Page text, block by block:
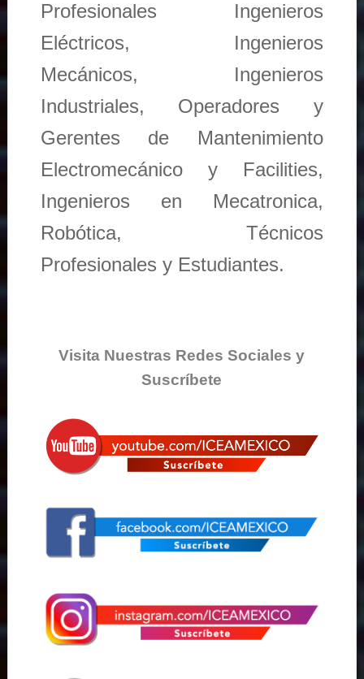
Profesionales Ingenieros
Eléctricos, Ingenieros
Mecánicos, Ingenieros
Industriales, Operadores y
Gerentes de Mantenimiento
Electromecánico y Facilities,
Ingenieros en Mecatronica,
Robótica, Técnicos
Profesionales y Estudiantes.
Visita Nuestras Redes Sociales y
Suscríbete